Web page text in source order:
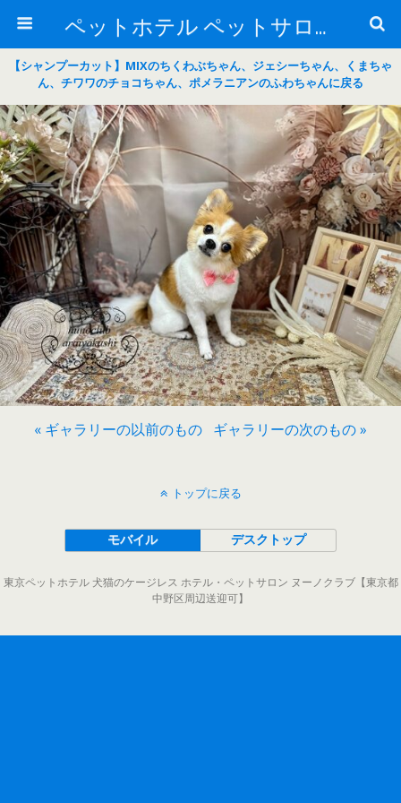
ペットホテル ペットサロン トリミングサロン 東京 ヌーノクラブのブログ
【シャンプーカット】MIXのちくわぶちゃん、ジェシーちゃん、くまちゃ
ん、チワワのチョコちゃん、ポメラニアンのふわちゃんに戻る
« ギャラリーの以前のもの ギャラリーの次のもの »
トップに戻る
モバイル デスクトップ
東京ペットホテル 犬猫のケージレス ホテル・ペットサロン ヌーノクラブ【東京都
中野区周辺送迎可】